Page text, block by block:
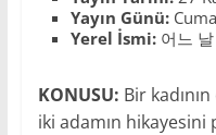
Yayın Günü:
Yerel İsmi:어느 날
KONUSU: Bir
iki adamın hikayesini